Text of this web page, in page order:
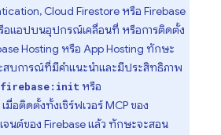
, Cloud Firestore หรือ Firebase
อแอปบนอุปกรณ์เคลื่อนที่ หรือการติดตั้ง
Hosting หรือ App Hosting ทักษะ
สบการณ์ที่มีคำแนะนำและมีประสิทธิภาพ
หรือ
เมื่อติดตั้งทั้งเซิร์ฟเวอร์ MCP ของ
จนต์ของ Firebase แล้ว ทักษะจะสอน